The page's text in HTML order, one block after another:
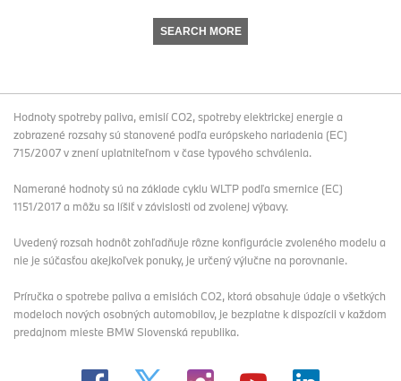
SEARCH MORE
Hodnoty spotreby paliva, emisií CO2, spotreby elektrickej energie a
zobrazené rozsahy sú stanovené podľa európskeho nariadenia (EC)
715/2007 v znení uplatniteľnom v čase typového schválenia.
Namerané hodnoty sú na základe cyklu WLTP podľa smernice (EC)
1151/2017 a môžu sa líšiť v závislosti od zvolenej výbavy.
Uvedený rozsah hodnôt zohľadňuje rôzne konfigurácie zvoleného modelu a
nie je súčasťou akejkoľvek ponuky, je určený výlučne na porovnanie.
Príručka o spotrebe paliva a emisiách CO2, ktorá obsahuje údaje o všetkých
modeloch nových osobných automobilov, je bezplatne k dispozícii v každom
predajnom mieste BMW Slovenská republika.